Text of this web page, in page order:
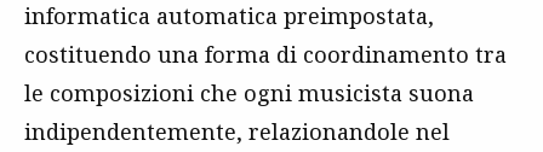
informatica automatica preimpostata,
costituendo una forma di coordinamento tra
le composizioni che ogni musicista suona
indipendentemente, relazionandole nel